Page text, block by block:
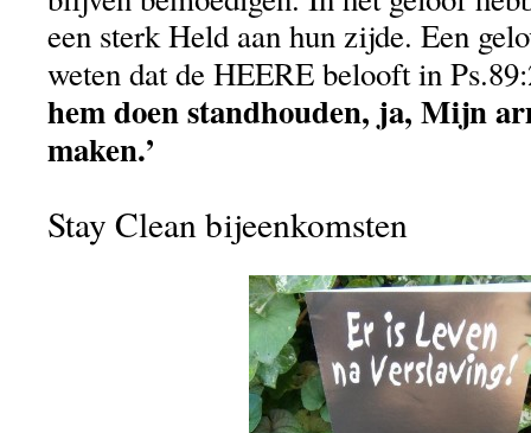
een sterk Held aan hun zijde. Een
weten dat de HEERE belooft in
hem doen standhouden, ja, Mijn
maken.’
Stay Clean bijeenkomsten